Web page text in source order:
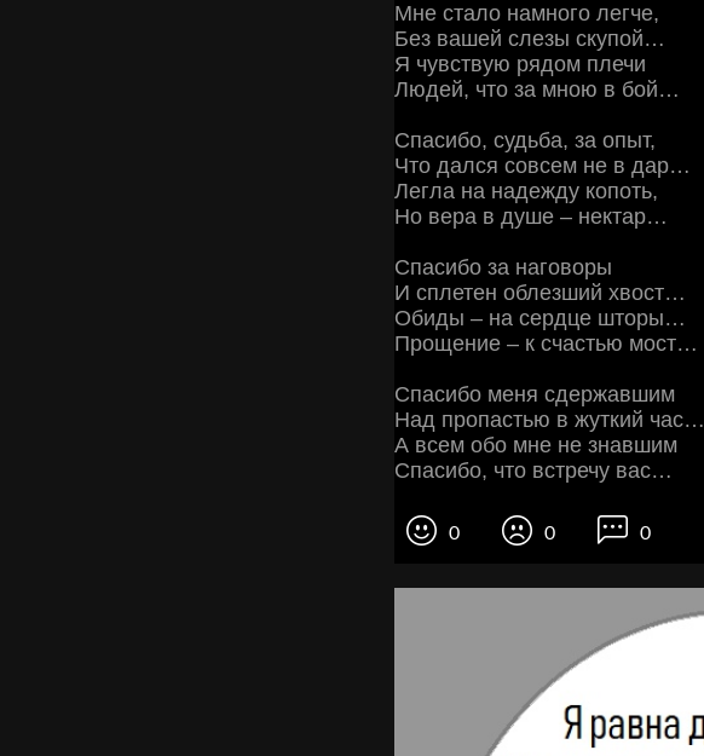
Мне стало намного легче,
Без вашей слезы скупой…
Я чувствую рядом плечи
Людей, что за мною в бой…
Спасибо, судьба, за опыт,
Что дался совсем не в дар…
Легла на надежду копоть,
Но вера в душе – нектар…
Спасибо за наговоры
И сплетен облезший хвост…
Обиды – на сердце шторы…
Прощение – к счастью мост…
Спасибо меня сдержавшим
Над пропастью в жуткий час…
А всем обо мне не знавшим
Спасибо, что встречу вас…
0 0 0